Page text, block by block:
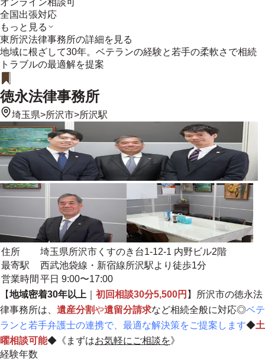
オンライン相談可
全国出張対応
もっと見る
東所沢法律事務所の詳細を見る
地域に根ざして30年。ベテランの経験と若手の柔軟さで相続
トラブルの最適解を提案
徳永法律事務所
埼玉県>所沢市>所沢駅
住所
埼玉県所沢市くすのき台1-12-1 内野ビル2階
最寄駅
西武池袋線・新宿線所沢駅より徒歩1分
営業時間 平日 9:00〜17:00
【地域密着30年以上 初回相談30分5,500円 】所沢市の徳永法
律事務所は、 遺産分割や遺留分請求など相続全般に対応◎ベテ
ランと若手弁護士の連携で、最適な解決策をご提案します◆土
曜相談可能◆《まずはお気軽にご相談を》
経験年数